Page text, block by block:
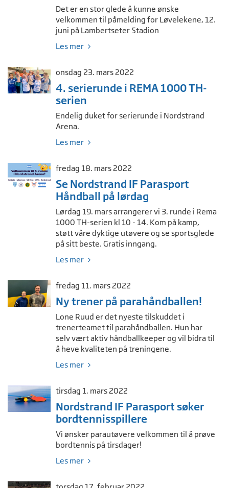
Det er en stor glede å kunne ønske
velkommen til påmelding for Løvelekene, 12.
juni på Lambertseter Stadion
Les mer
onsdag 23. mars 2022
4. serierunde i REMA 1000 TH-
serien
Endelig duket for serierunde i Nordstrand
Arena.
Les mer
fredag 18. mars 2022
Se Nordstrand IF Parasport
Håndball på lørdag
Lørdag 19. mars arrangerer vi 3. runde i Rema
1000 TH-serien kl 10 - 14. Kom på kamp,
støtt våre dyktige utøvere og se sportsglede
på sitt beste. Gratis inngang.
Les mer
fredag 11. mars 2022
Ny trener på parahåndballen!
Lone Ruud er det nyeste tilskuddet i
trenerteamet til parahåndballen. Hun har
selv vært aktiv håndballkeeper og vil bidra til
å heve kvaliteten på treningene.
Les mer
tirsdag 1. mars 2022
Nordstrand IF Parasport søker
bordtennisspillere
Vi ønsker parautøvere velkommen til å prøve
bordtennis på tirsdager!
Les mer